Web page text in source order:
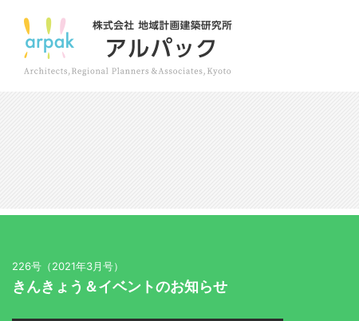
226号（2021年3月号）
きんきょう＆イベントのお知らせ